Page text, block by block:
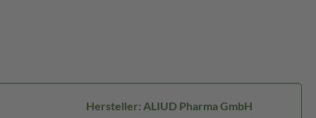
Hersteller: ALIUD Pharma GmbH